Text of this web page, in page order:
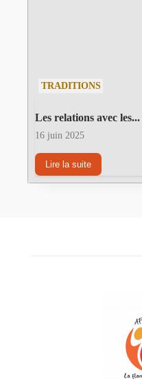
TRADITIONS
Les relations avec les...
16 juin 2025
Lire la suite